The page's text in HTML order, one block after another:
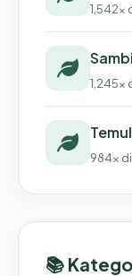
1,542x
1,245x
984x
📚